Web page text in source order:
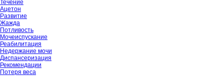
Течение
Ацетон
Развитие
Жажда
Потливость
Мочеиспускание
Реабилитация
Недержание мочи
Диспансеризация
Рекомендации
Потеря веса